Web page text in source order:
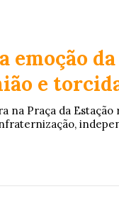
Coluna MG
emoção da
e
na Praça da Estação